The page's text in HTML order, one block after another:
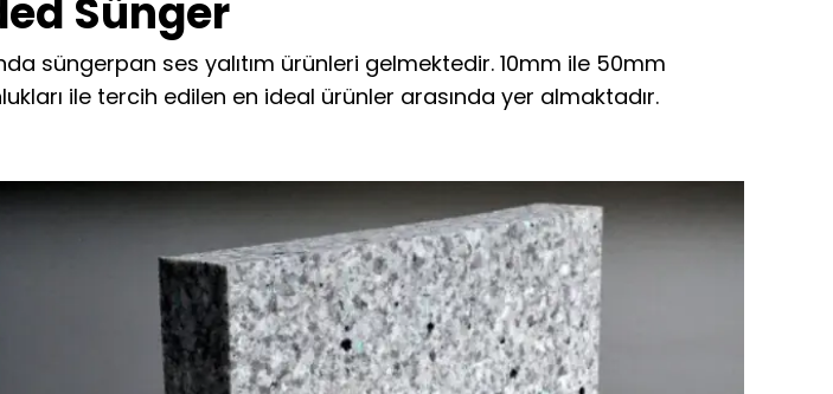
Sünger
süngerpan ses yalıtım ürünleri gelmektedir. 10mm ile 50mm
ile tercih edilen en ideal ürünler arasında yer almaktadır.